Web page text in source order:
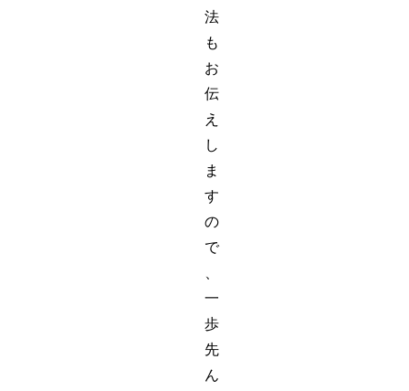
法
も
お
伝
え
し
ま
す
の
で
一
歩
先
ん